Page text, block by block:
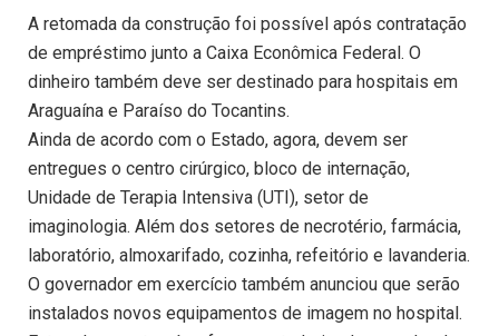
A retomada da construção foi possível após contratação
de empréstimo junto a Caixa Econômica Federal. O
dinheiro também deve ser destinado para hospitais em
Araguaína e Paraíso do Tocantins.
Ainda de acordo com o Estado, agora, devem ser
entregues o centro cirúrgico, bloco de internação,
Unidade de Terapia Intensiva (UTI), setor de
imaginologia. Além dos setores de necrotério, farmácia,
laboratório, almoxarifado, cozinha, refeitório e lavanderia.
O governador em exercício também anunciou que serão
instalados novos equipamentos de imagem no hospital.